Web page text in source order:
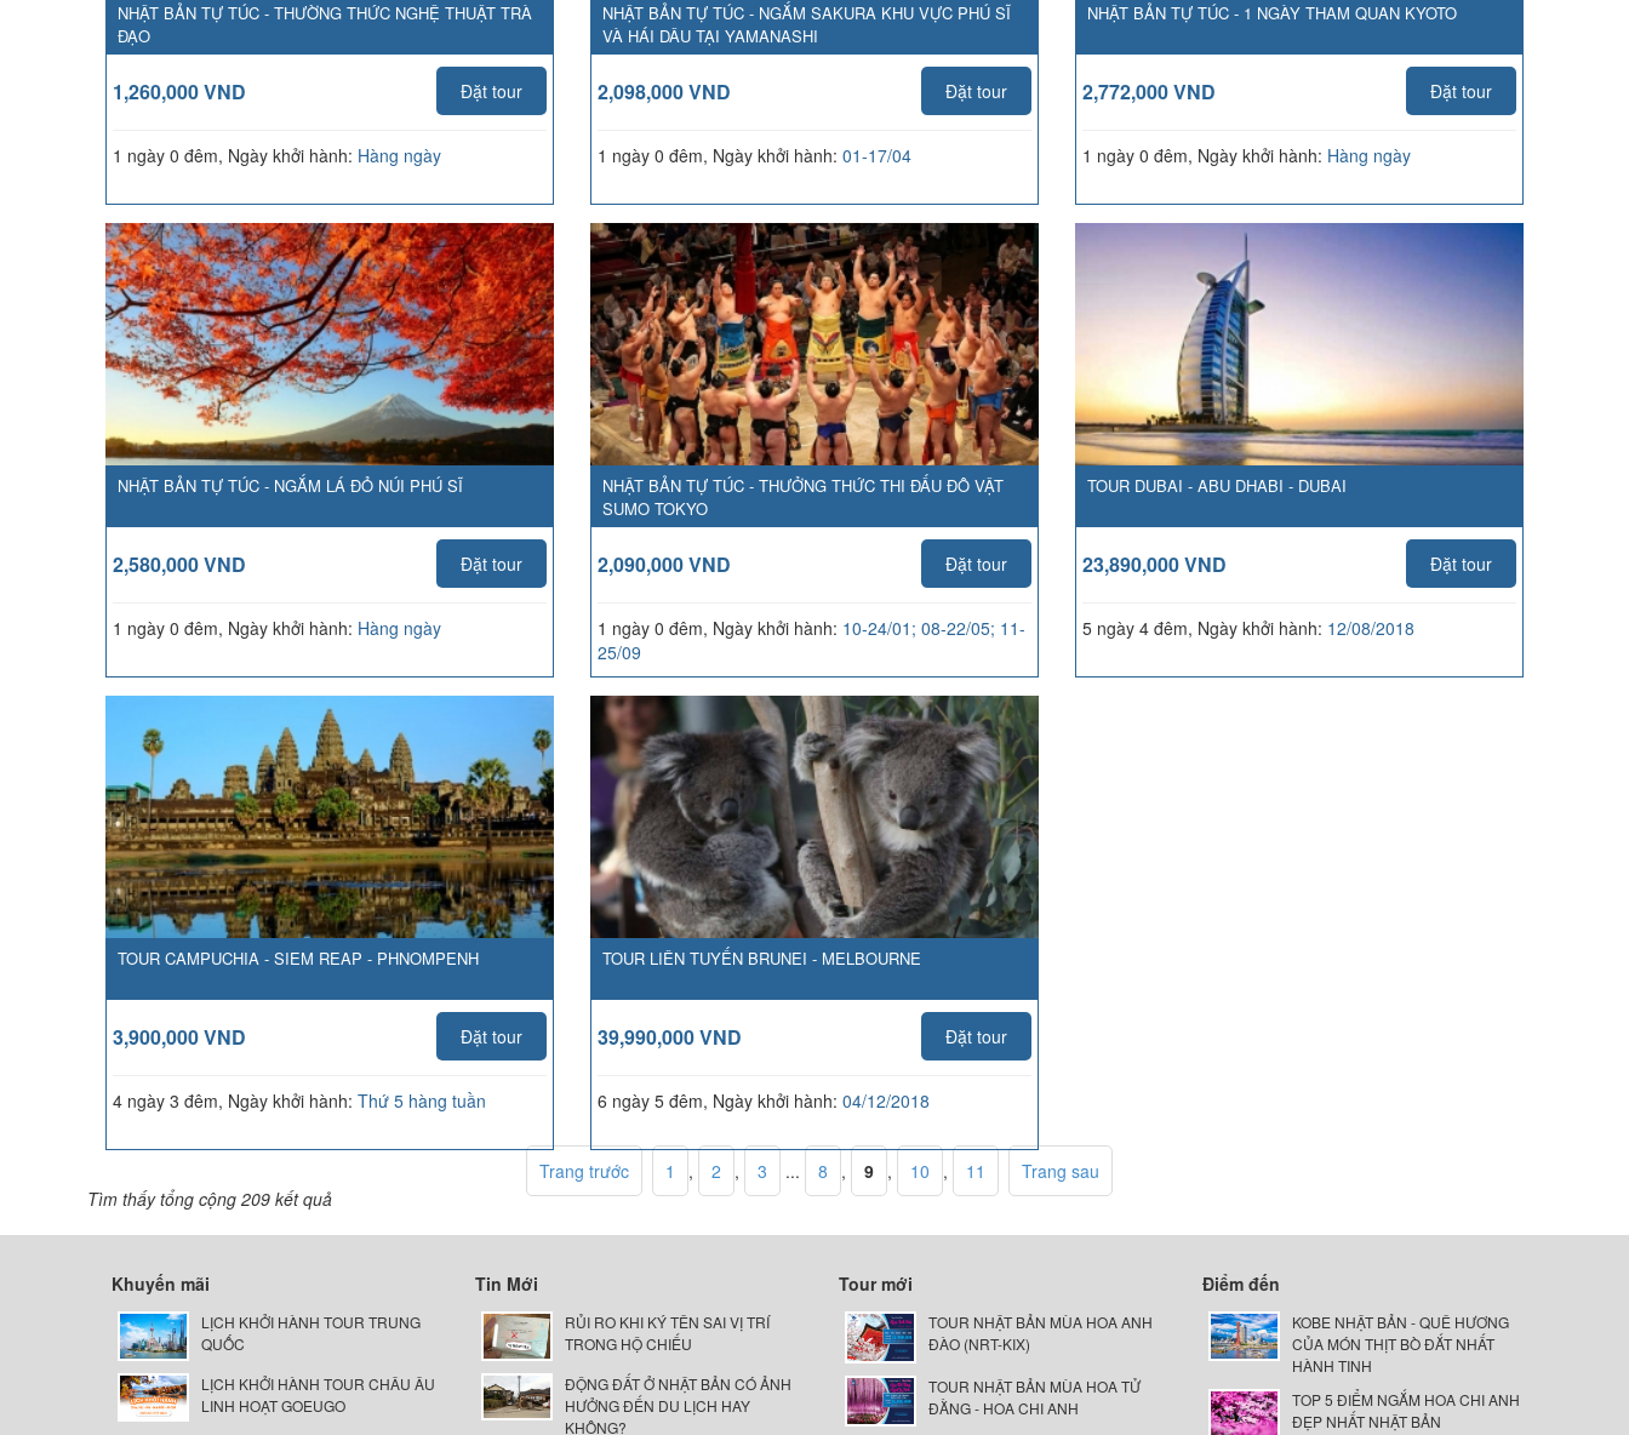
NHẬT BẢN TỰ TÚC - THƯỜNG THỨC NGHỆ THUẬT TRÀ
ĐẠO
1,260,000 VND Đặt tour
1 ngày 0 đêm, Ngày khởi hành: Hàng ngày
NHẬT BẢN TỰ TÚC - NGẮM SAKURA KHU VỰC PHÚ SĨ
VÀ HÁI DÂU TẠI YAMANASHI
2,098,000 VND Đặt tour
1 ngày 0 đêm, Ngày khởi hành: 01-17/04
NHẬT BẢN TỰ TÚC - 1 NGÀY THAM QUAN KYOTO
2,772,000 VND Đặt tour
1 ngày 0 đêm, Ngày khởi hành: Hàng ngày
NHẬT BẢN TỰ TÚC - NGẮM LÁ ĐỎ NÚI PHÚ SĨ
2,580,000 VND Đặt tour
1 ngày 0 đêm, Ngày khởi hành: Hàng ngày
NHẬT BẢN TỰ TÚC - THƯỞNG THỨC THI ĐẤU ĐÔ VẬT
SUMO TOKYO
2,090,000 VND Đặt tour
1 ngày 0 đêm, Ngày khởi hành: 10-24/01; 08-22/05; 11-
25/09
TOUR DUBAI - ABU DHABI - DUBAI
23,890,000 VND Đặt tour
5 ngày 4 đêm, Ngày khởi hành: 12/08/2018
TOUR CAMPUCHIA - SIEM REAP - PHNOMPENH
3,900,000 VND Đặt tour
4 ngày 3 đêm, Ngày khởi hành: Thứ 5 hàng tuần
TOUR LIÊN TUYẾN BRUNEI - MELBOURNE
39,990,000 VND Đặt tour
6 ngày 5 đêm, Ngày khởi hành: 04/12/2018
Trang trước 1 , 2 , 3 ... 8 , 9 , 10 , 11
Trang sau
Tìm thấy tổng cộng 209 kết quả
Khuyến mãi
LỊCH KHỞI HÀNH TOUR TRUNG
QUỐC
LỊCH KHỞI HÀNH TOUR CHÂU ÂU
LINH HOẠT GOEUGO
Tin Mới
RỦI RO KHI KÝ TÊN SAI VỊ TRÍ
TRONG HỘ CHIẾU
ĐỘNG ĐẤT Ở NHẬT BẢN CÓ ẢNH
HƯỞNG ĐẾN DU LỊCH HAY
KHÔNG?
Tour mới
TOUR NHẬT BẢN MÙA HOA ANH
ĐÀO (NRT-KIX)
TOUR NHẬT BẢN MÙA HOA TỬ
ĐẰNG - HOA CHI ANH
Điểm đến
KOBE NHẬT BẢN - QUÊ HƯƠNG
CỦA MÓN THỊT BÒ ĐẮT NHẤT
HÀNH TINH
TOP 5 ĐIỂM NGẮM HOA CHI ANH
ĐẸP NHẤT NHẬT BẢN